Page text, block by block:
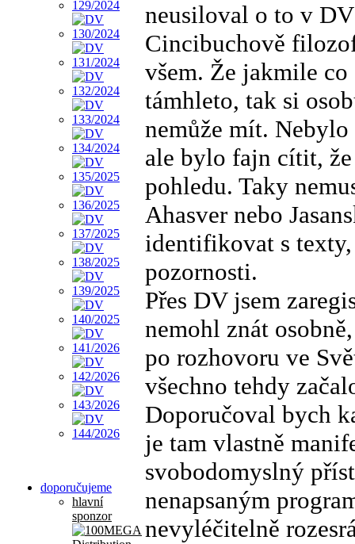
doporučujeme
hlavní
sponzor
neusiloval o to v
Cincibuchově
všem. Že jakmile
támhleto, tak si
nemůže mít.
ale bylo fajn cítit,
pohledu. Taky
Ahasver nebo
identifikovat s
pozornosti.
Přes DV jsem
nemohl znát
po rozhovoru ve
všechno tehdy
Doporučoval bych
je tam vlastně
svobodomyslný
nenapsaným
nevyléčitelně